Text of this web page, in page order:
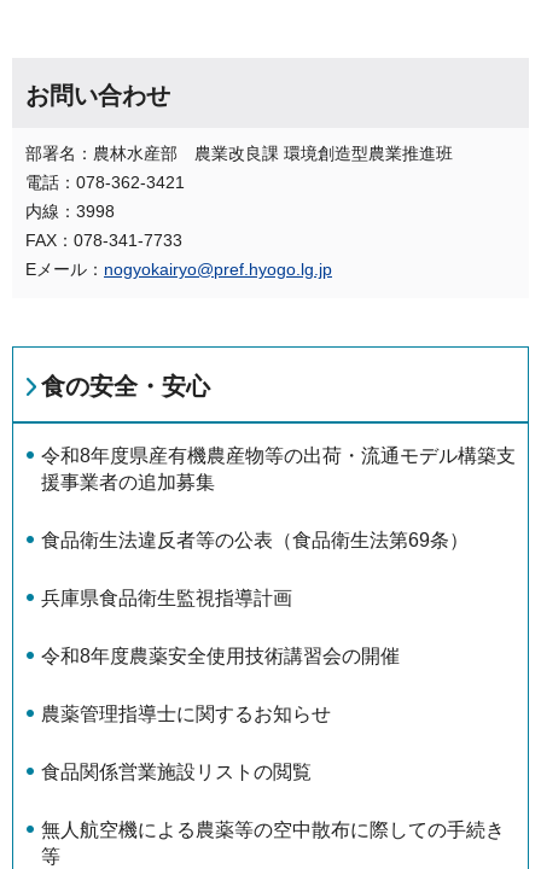
お問い合わせ
部署名：農林水産部 農業改良課 環境創造型農業推進班
電話：078-362-3421
内線：3998
FAX：078-341-7733
Eメール： nogyokairyo@pref.hyogo.lg.jp
食の安全・安心
令和8年度県産有機農産物等の出荷・流通モデル構築支
援事業者の追加募集
食品衛生法違反者等の公表（食品衛生法第69条）
兵庫県食品衛生監視指導計画
令和8年度農薬安全使用技術講習会の開催
農薬管理指導士に関するお知らせ
食品関係営業施設リストの閲覧
無人航空機による農薬等の空中散布に際しての手続き
等